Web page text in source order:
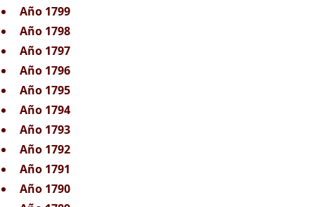
Año 1799
Año 1798
Año 1797
Año 1796
Año 1795
Año 1794
Año 1793
Año 1792
Año 1791
Año 1790